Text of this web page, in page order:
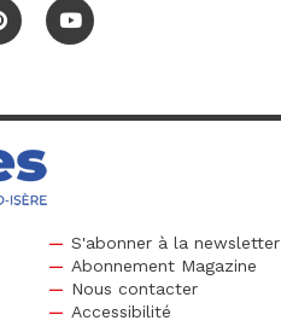
S'abonner à la newsletter
Abonnement Magazine
Nous contacter
Accessibilité